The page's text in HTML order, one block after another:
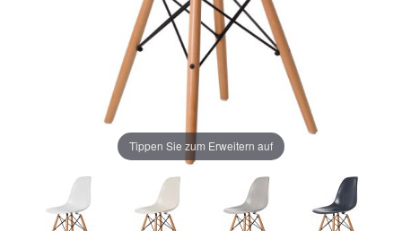
Tippen Sie zum Erweitern auf